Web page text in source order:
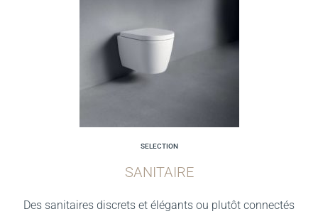
SELECTION
SANITAIRE
Des sanitaires discrets et élégants ou plutôt connectés